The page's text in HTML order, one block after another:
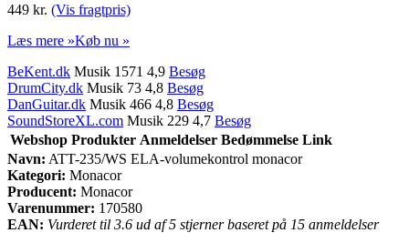
449 kr. (Vis fragtpris)
Læs mere »Køb nu »
BeKent.dk Musik 1571 4,9 Besøg
DrumCity.dk Musik 73 4,8 Besøg
DanGuitar.dk Musik 466 4,8 Besøg
SoundStoreXL.com Musik 229 4,7 Besøg
Webshop Produkter Anmeldelser Bedømmelse Link
Navn: ATT-235/WS ELA-volumekontrol monacor
Kategori: Monacor
Producent: Monacor
Varenummer: 170580
EAN: Vurderet til 3.6 ud af 5 stjerner baseret på 15 anmeldelser